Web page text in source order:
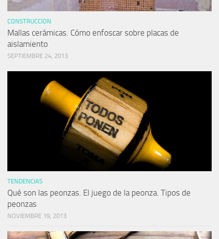
CONSTRUCCION
Mallas cerámicas. Cómo enfoscar sobre placas de
aislamiento
SEPTIEMBRE 24, 2013
TENDENCIAS
Qué son las peonzas. El juego de la peonza. Tipos de
peonzas
NOVIEMBRE 19, 2013